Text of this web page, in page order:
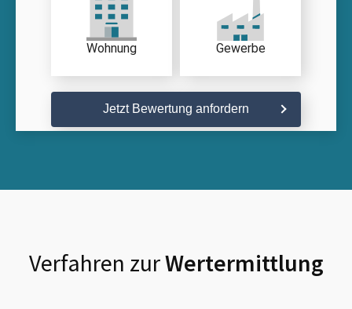
Wohnung Gewerbe
Jetzt Bewertung anfordern
Verfahren zurWertermittlung